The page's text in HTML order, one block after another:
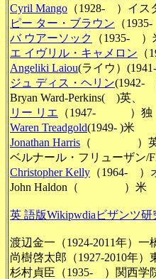
Cyril Mango （1928- ）イ
ピー ター・ブラウン （
バ ウアーソック
（1935- ）
エ イヴリル・キャメロン
Angeliki Laiou(ライウ）
ジュ ディス・ヘリン(1942-
Bryan Ward-Perkins( )英、
リー リエ （1947- ）独
Waren Treadgold(1949- )米
Jonathan Harris （ ）英、
ベルナール・フリューザン/
Christopher Kelly （1964- ）
John Haldon（ ）米
英 語版Wikipwdiaビザンツ研
渡辺金一（1924-2011年）
尚樹啓太郎（1927-2010年
杉村貞臣（1935- ）関西学